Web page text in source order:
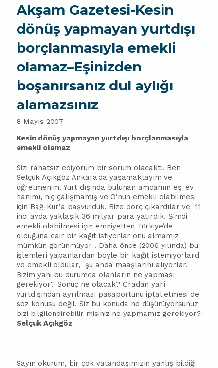
Akşam Gazetesi-Kesin
dönüş yapmayan yurtdışı
borçlanmasıyla emekli
olamaz–Eşinizden
boşanırsanız dul aylığı
alamazsınız
8 Mayıs 2007
Kesin dönüş yapmayan yurtdışı borçlanmasıyla
emekli olamaz
Sizi rahatsız ediyorum bir sorum olacaktı. Ben
Selçuk Açıkgöz Ankara’da yaşamaktayım ve
öğretmenim. Yurt dışında bulunan amcamın eşi ev
hanımı, hiç çalışmamış ve O’nun emekli olabilmesi
için Bağ-Kur’a başvurduk. Bize borç çıkardılar ve
11
inci ayda yaklaşık 36 milyar para yatırdık. Şimdi
emekli olabilmesi için emniyetten Türkiye’de
olduğuna dair bir kağıt istiyorlar onu almamız
mümkün görünmüyor . Daha önce (2006 yılında) bu
işlemleri yapanlardan böyle bir kağıt istemiyorlardı
ve emekli oldular,
şu anda maaşlarını alıyorlar.
Bizim yani bu durumda olanların ne yapması
gerekiyor? Sonuç ne olacak? Oradan yani
yurtdışından ayrılması pasaportunu iptal etmesi de
söz konusu değil. Siz bu konuda ne düşünüyorsunuz
bizi bilgilendirebilir misiniz ne yapmamız gerekiyor?
Selçuk Açıkgöz
Sayın okurum, bir çok vatandaşımızın yanlış bildiği